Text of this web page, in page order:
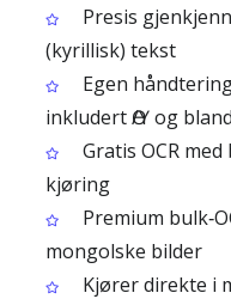
Presis
(kyrillisk) tekst
Egen
inkludert Ө/Ү og
Gratis OCR
kjøring
Premium
mongolske bilder
Kjører direkte i